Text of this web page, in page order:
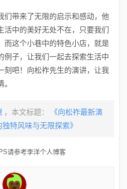
们带来了无限的启示和感动，他
活中的美好无处不在，只要我们
而这个小巷中的特色小店，就是
例子，让我们一起去探索生活中
刻吧！向松祚先生的演讲，让我
，本文标题：
《向松祚最新演
特风味与无限探索》
请参考李洋个人博客